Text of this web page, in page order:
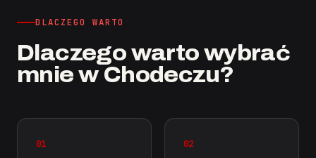
DLACZEGO WARTO
Dlaczego warto wybrać
mnie w Chodeczu?
01 02